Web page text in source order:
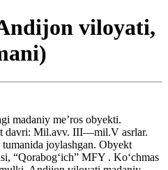
viloyati,
madaniy meʼros obyekti.
davri: Mil.avv. III—mil.V asrlar.
joylashgan. Obyekt
“Qorabogʻich” MFY . Koʻchmas